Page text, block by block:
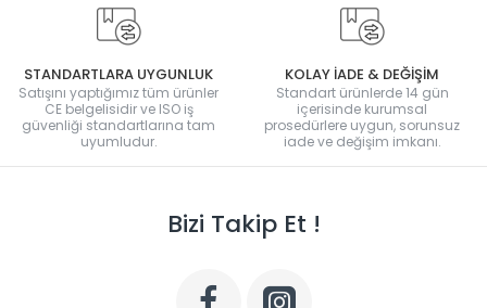
STANDARTLARA UYGUNLUK
Satışını yaptığımız tüm ürünler
CE belgelisidir ve ISO iş
güvenliği standartlarına tam
uyumludur.
KOLAY İADE & DEĞİŞİM
Standart ürünlerde 14 gün
içerisinde kurumsal
prosedürlere uygun, sorunsuz
iade ve değişim imkanı.
Bizi Takip Et !